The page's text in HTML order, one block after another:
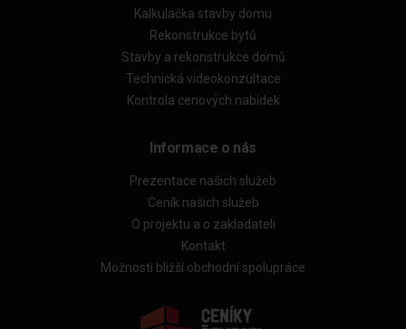
Kalkulačka stavby domu
Rekonstrukce bytů
Stavby a rekonstrukce domů
Technická videokonzultace
Kontrola cenových nabídek
Informace o nás
Prezentace našich služeb
Ceník našich služeb
O projektu a o zakladateli
Kontakt
Možnosti bližší obchodní spolupráce